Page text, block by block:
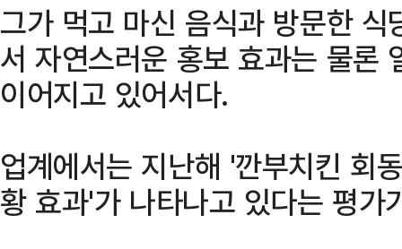
그가 먹고 마신 음식과 방문한
서 자연스러운 홍보 효과는 물론
이어지고 있어서다.
업계에서는 지난해 '깐부치킨 회
황 효과'가 나타나고 있다는 평가